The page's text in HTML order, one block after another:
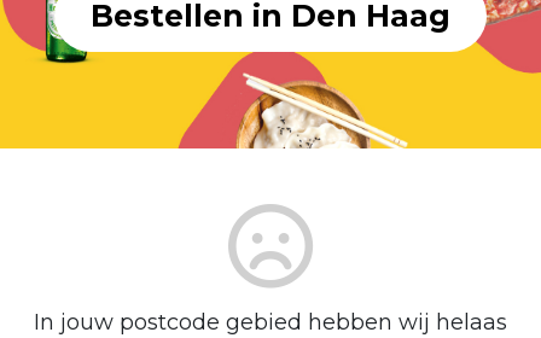
Bestellen in Den Haag
In jouw postcode gebied hebben wij helaas